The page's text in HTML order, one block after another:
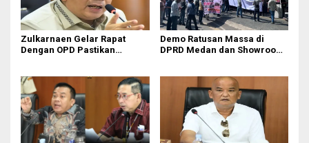
Zulkarnaen Gelar Rapat
Dengan OPD Pastikan
Demo Ratusan Massa di
DPRD Medan dan Showroom